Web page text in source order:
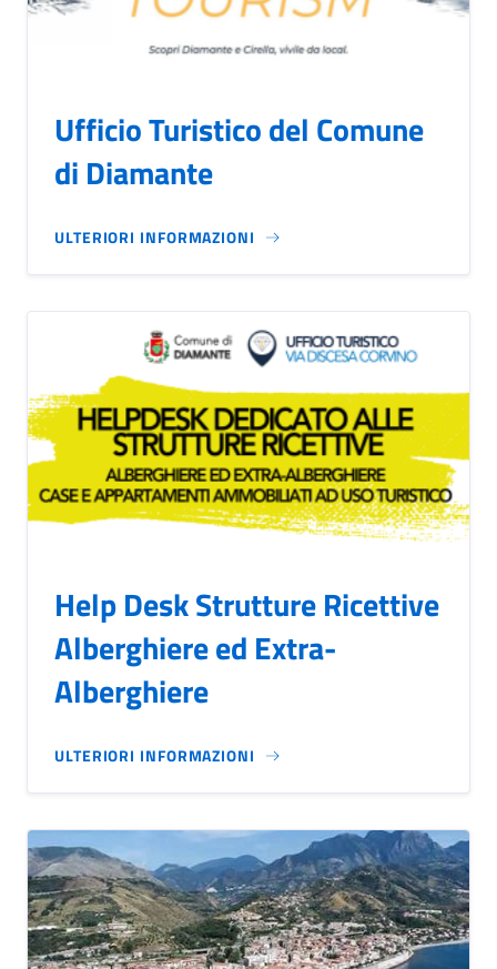
Ufficio Turistico del Comune
di Diamante
ULTERIORI INFORMAZIONI
Help Desk Strutture Ricettive
Alberghiere ed Extra-
Alberghiere
ULTERIORI INFORMAZIONI